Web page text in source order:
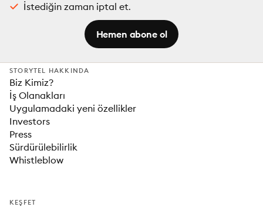
İstediğin zaman iptal et.
Hemen abone ol
STORYTEL HAKKINDA
Biz Kimiz?
İş Olanakları
Uygulamadaki yeni özellikler
Investors
Press
Sürdürülebilirlik
Whistleblow
KEŞFET